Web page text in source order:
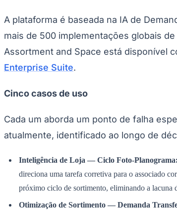
Cidades da Região
Santana de ParnaíbaOsascoCarapicuíbaJandiraItapevi
Anuncie Regional
Guia de Empresas
Hub de Negócios
Selo Verificado
Portal Educacional
Agenda de Vestibulares
Vagas de Emprego
Panorama Econômico
Panorama Econômico
Para Sua Empresa
A plataforma é baseada na IA de
mais de 500 implementações globais
Assortment and Space está disponível
Enterprise Suite.
Cinco casos de uso
Cada um aborda um ponto de falha
atualmente, identificado ao longo de
Inteligência de Loja — Ciclo Foto-Planograma:
direciona uma tarefa corretiva para o associado
próximo ciclo de sortimento, eliminando a lacuna
Otimização de Sortimento — Demanda